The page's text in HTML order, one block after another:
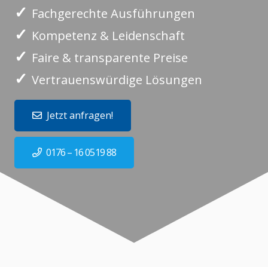
✓ Fachgerechte Ausführungen
✓ Kompetenz & Leidenschaft
✓ Faire & transparente Preise
✓ Vertrauenswürdige Lösungen
Jetzt anfragen!
0176 – 16 0519 88